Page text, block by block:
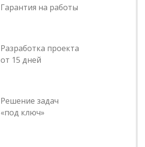
Гарантия на работы
Разработка проекта
от 15 дней
Решение задач
«под ключ»